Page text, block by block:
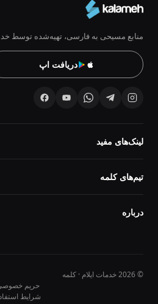
منابع مسیحی به فارسی، تهیه‌شده توسط
دریافت اپ
لینک‌های مفید
تیم‌های کلمه
درباره
© 2026 خدمات ایلام · کلمه
حریم
شرایط